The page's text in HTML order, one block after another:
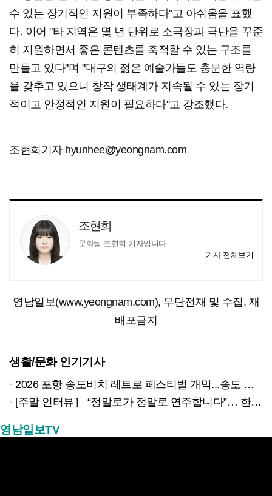
수 있는 장기적인 지원이 부족하다"고 아쉬움을 표했
다. 이어 "타 지역은 몇 년 단위로 소극장과 극단을 꾸준
히 지원하면서 좋은 콘텐츠를 축적할 수 있는 구조를
만들고 있다"며 "대구의 젊은 예술가들도 충분한 역량
을 갖추고 있으니 창작 생태계가 지속될 수 있는 장기
적이고 안정적인 지원이 필요하다"고 강조했다.
조현희기자 hyunhee@yeongnam.com
조현희
문화팀 조현희 기자입니다.
기사 전체보기
영남일보(www.yeongnam.com), 무단전재 및 수집, 재
배포금지
생활/문화 인기기사
2026 포항 송도비치 레트로 페스티벌 개막...송도 밤바다 달군 레트로 열기
[주말 인터뷰］ “정말로가 정말로 연주합니다”… 한 번 들으면 못 잊을 이름, 색소폰으로 이웃 웃게 만드는 사나이
영남일보TV